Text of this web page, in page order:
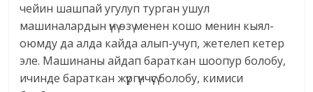
чейин шашпай угулуп турган ушул
машиналардын үнү өзү менен кошо менин кыял-
оюмду да алда кайда алып-учуп, жетелеп кетер
эле. Машинаны айдап бараткан шоопур болобу,
ичинде бараткан жүргүнчүсү болобу, кимиси